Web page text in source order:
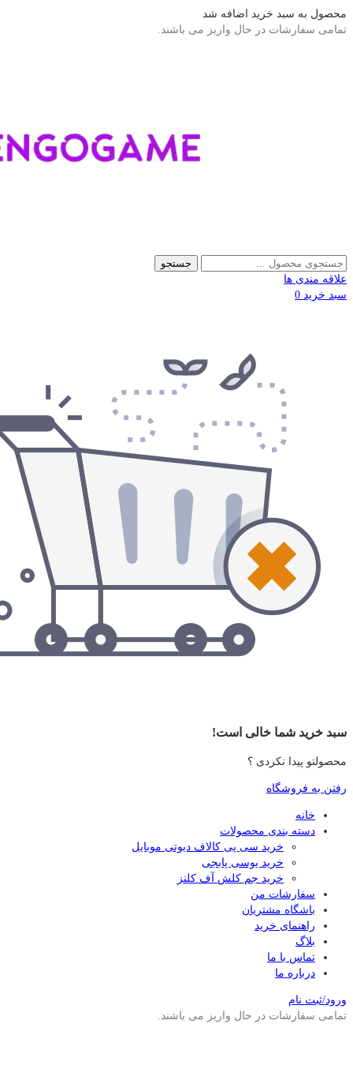
محصول به سبد خرید اضافه شد
تمامی سفارشات در حال واریز می باشند.
جستجو
علاقه مندی ها
سبد خرید 0
سبد خرید شما خالی است!
محصولتو پیدا نکردی ؟
رفتن به فروشگاه
خانه
دسته بندی محصولات
خرید سی پی کالاف دیوتی موبایل
خرید یوسی پابجی
خرید جم کلش آف کلنز
سفارشات من
باشگاه مشتریان
راهنمای خرید
بلاگ
تماس با ما
درباره ما
ورود/ثبت نام
تمامی سفارشات در حال واریز می باشند.